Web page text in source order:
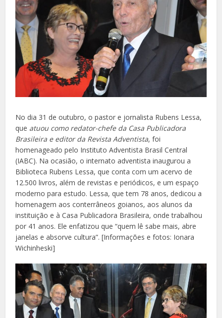
No dia 31 de outubro, o pastor e jornalista Rubens Lessa,
que atuou como redator-chefe da Casa Publicadora
Brasileira e editor da Revista Adventista, foi
homenageado pelo Instituto Adventista Brasil Central
(IABC). Na ocasião, o internato adventista inaugurou a
Biblioteca Rubens Lessa, que conta com um acervo de
12.500 livros, além de revistas e periódicos, e um espaço
moderno para estudo. Lessa, que tem 78 anos, dedicou a
homenagem aos conterrâneos goianos, aos alunos da
instituição e à Casa Publicadora Brasileira, onde trabalhou
por 41 anos. Ele enfatizou que “quem lê sabe mais, abre
janelas e absorve cultura”. [Informações e fotos: Ionara
Wichinheski]